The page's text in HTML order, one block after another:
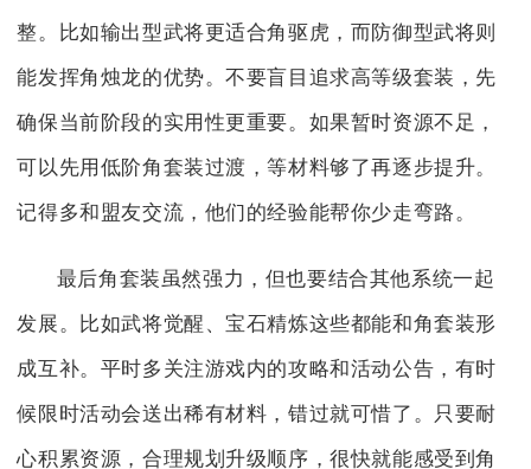
整。比如输出型武将更适合角驱虎，而防御型武将则
能发挥角烛龙的优势。不要盲目追求高等级套装，先
确保当前阶段的实用性更重要。如果暂时资源不足，
可以先用低阶角套装过渡，等材料够了再逐步提升。
记得多和盟友交流，他们的经验能帮你少走弯路。
最后角套装虽然强力，但也要结合其他系统一起
发展。比如武将觉醒、宝石精炼这些都能和角套装形
成互补。平时多关注游戏内的攻略和活动公告，有时
候限时活动会送出稀有材料，错过就可惜了。只要耐
心积累资源，合理规划升级顺序，很快就能感受到角